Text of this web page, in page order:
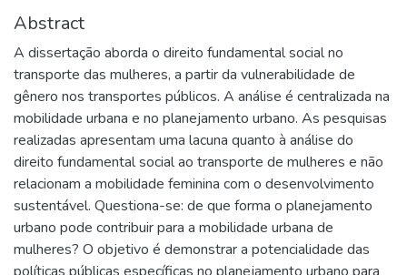
Abstract
A dissertação aborda o direito fundamental social no
transporte das mulheres, a partir da vulnerabilidade de
gênero nos transportes públicos. A análise é centralizada na
mobilidade urbana e no planejamento urbano. As pesquisas
realizadas apresentam uma lacuna quanto à análise do
direito fundamental social ao transporte de mulheres e não
relacionam a mobilidade feminina com o desenvolvimento
sustentável. Questiona-se: de que forma o planejamento
urbano pode contribuir para a mobilidade urbana de
mulheres? O objetivo é demonstrar a potencialidade das